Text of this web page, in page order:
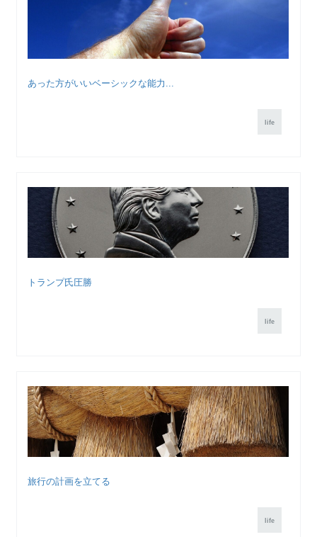
あった方がいいベーシックな能力...
life
トランプ氏圧勝
life
旅行の計画を立てる
life